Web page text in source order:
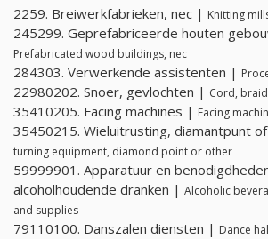
2259. Breiwerkfabrieken, nec | Knitting
245299. Geprefabriceerde houten
Prefabricated wood buildings, nec
284303. Verwerkende assistenten |
22980202. Snoer, gevlochten | Cord,
35410205. Facing machines | Facing
35450215. Wieluitrusting, diamantpunt
turning equipment, diamond point or other
59999901. Apparatuur en
alcoholhoudende dranken | Alcoholic
and supplies
79110100. Danszalen diensten | Dance